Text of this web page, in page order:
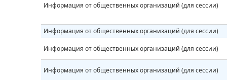
Информация от общественных организаций (для сессии)
Информация от общественных организаций (для сессии)
Информация от общественных организаций (для сессии)
Информация от общественных организаций (для сессии)